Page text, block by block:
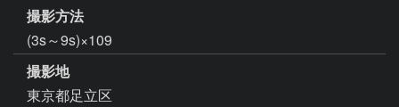
撮影方法
(3s～9s)×109
撮影地
東京都足立区